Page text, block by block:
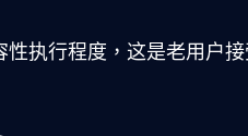
性执行程度，这是老用户